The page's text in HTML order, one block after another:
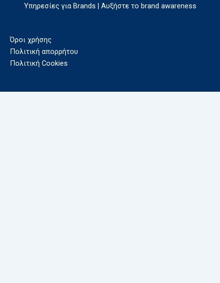
Υπηρεσίες για Brands | Αυξήστε το brand awareness
Όροι χρήσης
Πολιτική απορρήτου
Πολιτική Cookies